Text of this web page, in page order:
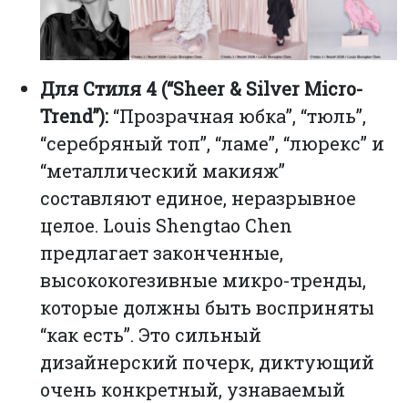
Для Стиля 4 (“Sheer & Silver Micro-
Trend”): “Прозрачная юбка”, “тюль”,
“серебряный топ”, “ламе”, “люрекс” и
“металлический макияж”
составляют единое, неразрывное
целое. Louis Shengtao Chen
предлагает законченные,
высококогезивные микро-тренды,
которые должны быть восприняты
“как есть”. Это сильный
дизайнерский почерк, диктующий
очень конкретный, узнаваемый